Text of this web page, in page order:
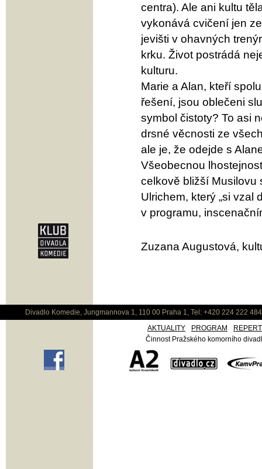
centra). Ale ani kultu
vykonává cvičení jen
jevišti v ohavných
krku. Život postrádá
kulturu.
Marie a Alan, kteří
řešení, jsou oblečeni
symbol čistoty? To asi
drsné věcnosti ze
ale je, že odejde s
Všeobecnou
celkově bližší Musilovu
Ulrichem, který „si vzal
v programu,
Zuzana Augustová,
Divadlo Komedie, Jungmannova 1, 110 00 Praha 1, Tel: +420 224 222
AKTUALITY
PROGRAM
Činnost Pražského komorního